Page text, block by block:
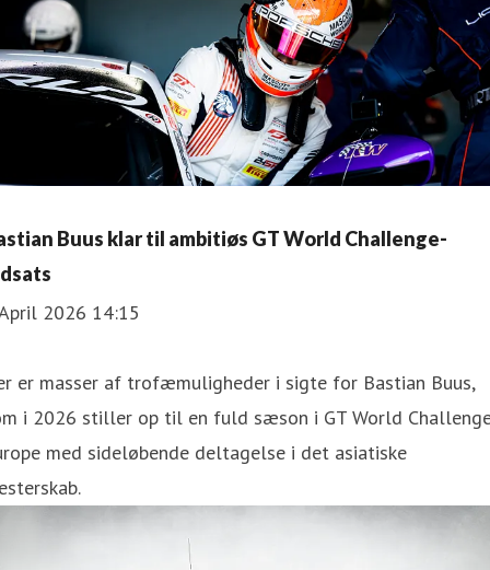
Buus klar til ambitiøs GT World Challenge-
2026 14:15
er masser af trofæmuligheder i sigte for Bastian Buus,
i 2026 stiller op til en fuld sæson i GT World
med sideløbende deltagelse i det asiatiske